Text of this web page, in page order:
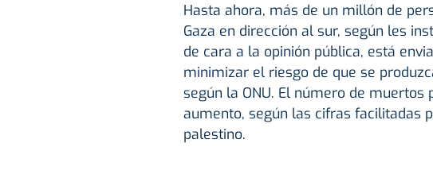
Hasta ahora, más de un millón de
Gaza en dirección al sur, según les
de cara a la opinión pública, está
minimizar el riesgo de que se
según la ONU. El número de
aumento, según las cifras facilitadas
palestino.